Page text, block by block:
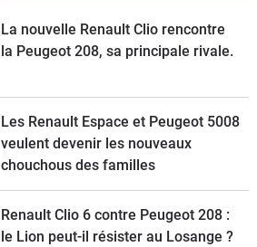
La nouvelle Renault Clio rencontre
la Peugeot 208, sa principale rivale.
Les Renault Espace et Peugeot 5008
veulent devenir les nouveaux
chouchous des familles
Renault Clio 6 contre Peugeot 208 :
le Lion peut-il résister au Losange ?